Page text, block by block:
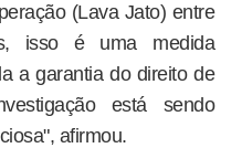
(Lava Jato) entre
isso é uma medida
a garantia do direito de
está sendo
afirmou.